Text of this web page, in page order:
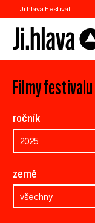
Ji.hlava Festival
Filmy festivalu
ročník
2025
země
všechny